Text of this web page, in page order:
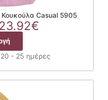
Casual 5905
Original
29.90€.
€
είναι:
23.92€.
προϊόν
έχει
πολλαπλές
- 25 ημέρες